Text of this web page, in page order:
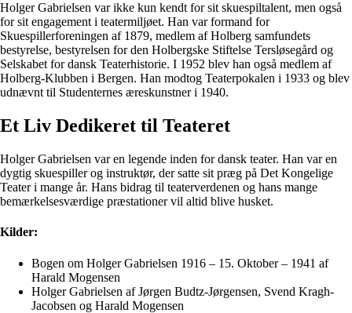
Holger Gabrielsen var ikke kun kendt for sit skuespiltalent, men også
for sit engagement i teatermiljøet. Han var formand for
Skuespillerforeningen af 1879, medlem af Holberg samfundets
bestyrelse, bestyrelsen for den Holbergske Stiftelse Tersløsegård og
Selskabet for dansk Teaterhistorie. I 1952 blev han også medlem af
Holberg-Klubben i Bergen. Han modtog Teaterpokalen i 1933 og blev
udnævnt til Studenternes æreskunstner i 1940.
Et Liv Dedikeret til Teateret
Holger Gabrielsen var en legende inden for dansk teater. Han var en
dygtig skuespiller og instruktør, der satte sit præg på Det Kongelige
Teater i mange år. Hans bidrag til teaterverdenen og hans mange
bemærkelsesværdige præstationer vil altid blive husket.
Kilder:
Bogen om Holger Gabrielsen 1916 – 15. Oktober – 1941 af
Harald Mogensen
Holger Gabrielsen af Jørgen Budtz-Jørgensen, Svend Kragh-
Jacobsen og Harald Mogensen